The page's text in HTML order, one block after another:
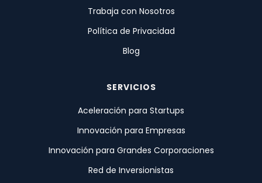
Trabaja con Nosotros
Política de Privacidad
Blog
SERVICIOS
Aceleración para Startups
Innovación para Empresas
Innovación para Grandes Corporaciones
Red de Inversionistas